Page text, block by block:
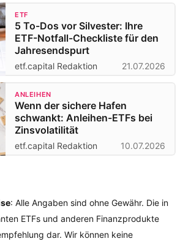
ETF
5 To-Dos vor Silvester: Ihre
ETF-Notfall-Checkliste für den
Jahresendspurt
etf.capital Redaktion 21.07.2026
ANLEIHEN
Wenn der sichere Hafen
schwankt: Anleihen-ETFs bei
Zinsvolatilität
etf.capital Redaktion 10.07.2026
: Alle Angaben sind ohne Gewähr. Die in
ETFs und anderen Finanzprodukte
dar. Wir können keine